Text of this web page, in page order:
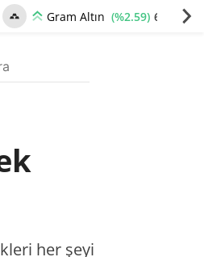
Gram Altın (%2.59) 6660.55
her şeyi